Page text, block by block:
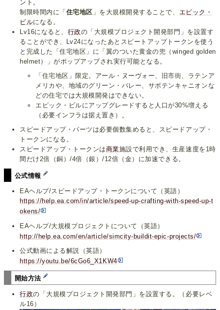
ント。
制限時間内に「 住宅地区 」を大規模開発することで、 エピック・
ビルになる。
Lv16になると、 行政の「大規模プロジェクト開発部門」を設置す
ることができ、Lv24になったあとスピートアップトークンを使う
と完成した「住宅地区」に「翼のついた黄金の兜（winged golden
helmet）」がポップアップされ実行可能となる。
「住宅地区」限定。アール・ヌーヴォー、旧市街、ラテンア
メリカや、地域のグリーン・バレー、サボテンキャニオンな
どの住宅では大規模開発はできない。
エピック・ビルにアップグレードすると人口が30%増える
（必要インフラは据え置き）。
スピードアップ・パーツは必要個数集めると、スピードアップ・
トークンになる。
スピードアップ・トークンは商業施設で利用でき、生産速度を1時
間だけ2倍（銅）/4倍（銀）/12倍（金）に加速できる。
公式情報
EAヘルプ/スピードアップ・トークンについて（英語）
https://help.ea.com/in/article/speed-up-crafting-with-speed-up-t
okens/
EAヘルプ/大規模プロジェクトについて（英語）
http://help.ea.com/en/article/simcity-buildit-epic-projects/
公式動画による解説（英語）
https://youtu.be/6cGo6_X1KW4
開始方法
行政の「大規模プロジェクト開発部門」を設置する。（必要レベ
ル16）